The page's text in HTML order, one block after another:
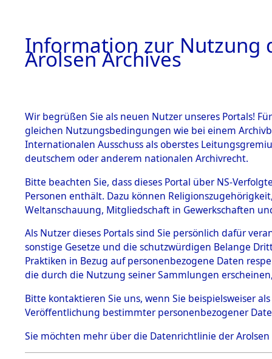
BILD
BESTÄNDE
1.
mente
1.2.9 Beim ITS
verwahrte
Effekten
Effekten aus
dem KZ
Dachau
1.2.9.2
Effekten aus
dem KZ
Information zur Nutzung
Arolsen Archives
Wir begrüßen Sie als neuen Nutzer unseres Portals!
gleichen Nutzungsbedingungen wie bei einem
Internationalen Ausschuss als oberstes
deutschem oder anderem nationalen Archivrecht.
Bitte beachten Sie, dass dieses Portal über NS-
Personen enthält. Dazu können
Weltanschauung, Mitgliedschaft in Gewerkschaften
Als Nutzer dieses Portals sind Sie persönlich dafür
sonstige Gesetze und die schutzwürdigen Belange
Praktiken in Bezug auf personenbezogene Daten
die durch die Nutzung seiner Sammlungen
Bitte kontaktieren Sie uns, wenn Sie beispielsweiser
Veröffentlichung bestimmter personenbezogener
Sie möchten mehr über die Datenrichtlinie der Arolsen